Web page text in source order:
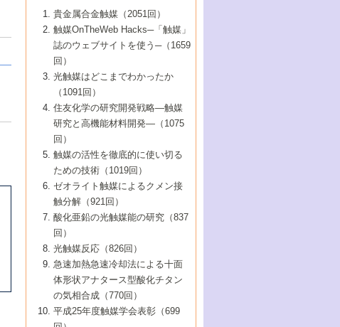
8号 高機能化ポリオレフィンに向けた重合
触媒の最近の進展
7号 持続可能社会実現のための触媒および
触媒関連技術
5号 若手会員による触媒研究の未来展望1：
企業編
6号 第102回触媒討論会
7号 触媒・化学反応における計算化学の進
8号 若手研究者による触媒研究の未来展望
2：大学・研究所編
5号 こんな物質，あんな物質―新たな触媒
の可能性―
7号 『結晶の化学』を活かした触媒研究
8号 イオン液体の応用
5号 水素製造・貯蔵のための触媒技術の新
しい展開
6号 第98回触媒討論会
7号 基礎化学品製造の触媒技術
8号 多機能型リアクター
4号 水分解用光触媒材料
5号 時間分解分光の進歩と応用
6号 第96回触媒討論会
8号 超臨界流体を用いた化学プロセスの新
2号 第93回触媒討論会
3号 特殊エネルギー場の触媒反応
4号 生体内における金属の触媒作用
5号 ファインケミカルズの展開に寄与する
6号 第94回触媒討論会
7号 サブナノレベルでみた新しい表面現象
8号 オレフィン重合触媒の新たな展
1号 なぜこの触媒が良いのか？
2号 第91回触媒討論会
3号 最近の自動車排ガス処理技術
4号 触媒研究の現状と将来─第90回触媒討論
5号 基礎化学品製造の触媒技術
6号 第92回触媒討論会
7号 基礎化学品製造の触媒技術
8号 資源の循環と触媒技術
▼44巻（2002年）
1号 高次制御された触媒の化学
2号 第89回触媒討論会
3号 触媒を利用した電気化学の新展開
4号 ナノ材料の調製と機能化
5号 こんな触媒が欲しい
6号 第90回触媒討論会
7号 触媒研究と学術雑誌/情報
8号 若い世代からみた触媒化学の現状と未
▼43巻（2001年）
1号 グリーンケミストリーと触媒
2号 第87回触媒討論会特集号
3号 生体触媒とバイオプロセス
4号 水素製造・利用の触媒化学
5号 触媒研究における新しい切り口：コン
ビナトリアルケミストリー
6号 第88回触媒討論会特集号
7号 企業における触媒研究のブレークスル
8号 この材料を触媒として使ってみません
▼42巻（2000年）
1号 触媒反応工学の明日を拓く
2号 第85回触媒討論会
3号 反応ダイナミクス
5号 触媒のおもしろさをどのように伝える
6号 第86回触媒討論会
7号 水素化精製触媒の新しい展開
8号 新しい反応性と機能性を目指した金属
クラスタ-化学
▼41巻（1999年）
1号 孔、穴、あな?-特異な空間とその利用-
2号 第83回触媒討論会
3号 均一系触媒反応最前線
4号 実用炭素材料の新展開
5号 研究の方法論を考える
7号 機能性金属材料と触媒
8号 触媒研究へのNMRの応用と展望
▼40巻（1998年）
進展と21世紀への提言/創立40周年記念・触
媒学会この10年の歩みとこれから/創立40周
2号 第81回触媒討論会
3号 計算機触媒化学へのさそい
4号 触媒劣化の制御と予測
5号 最新の実用プロセスと触媒
6号 第82回触媒討論会
7号 ナノ構造体の化学
8号 あの反応は今
1号 均一系と不均一系触媒反応-その特徴と
接点
2号 第79回触媒討論会
3号 最新NO除去触媒の実用化研究
4号 新しい反応場を目指した触媒調製
5号 反応・分離技術の新しい展開
6号 第80回触媒討論会
8号 AFMでみる世界
▼38巻（1996年）
1号 触媒の構造と触媒作用/C1化学を中心と
する21世紀への触媒
3号 オリンピックメダル:金・銀・銅はどん
な触媒作用を示すか
4号 触媒作用における機能の複合化
5号 未来を拓け！若手研究者
6号 第78回触媒討論会
7号 ダイナミックな領域への触媒研究の展
開/C1化学を中心とする21世紀への触媒
▼37巻（1995年）
1号 ファインケミカルズと固体触媒
2号 第75回触媒討論会
3号 希土類を利用した触媒
4号 触媒とリサイクル
5号 エネルギー変換触媒
6号 第76回触媒討論会
7号 表面吸着相の新しい展開
8号 マイクロポーラス・クリスタル触媒の
▼36巻（1994年）
1号 電気化学と触媒
2号 第73回触媒討論会
3号 C4化学の展開
4号 《通常号》
5号 《通常号》
6号 第74回触媒討論会
▼35巻（1993年）
1号 工業触媒開発マニュアル―探索から工
業化まで
2号 第71回触媒討論会
3号 研究開発のうらおもて―着想と展開
4号 触媒劣化と寿命の予測
5号 環境に優しい触媒
▼34巻（1992年）
1号 インパクトを与えたこの研究
2号 第69回触媒討論会
3号 ケミカルズ合成触媒―新しい展開と応
▼33巻（1991年）
1号 触媒プロセス開発マニュアル―探索か
ら工業化まで，知っておきたいこと PartII
2号 第67回触媒討論会
▼32巻（1990年）
1号 21世紀に向けて触媒研究の飛躍をめざ
す―触媒化学の裾野を広げよう
2号 第65回触媒討論会
▼31巻（1989年）
1号 情報科学と反応設計・材料設計
▼30巻（1988年）
貴金属合金触媒（2051回）
触媒OnTheWeb Hacks─「触媒」
誌のウェブサイトを使う─（1659
回）
光触媒はどこまでわかったか
（1091回）
住友化学の研究開発戦略―触媒
研究と高機能材料開発―（1075
回）
触媒の活性を徹底的に使い切る
ための技術（1019回）
ゼオライト触媒によるクメン接
触分解（921回）
酸化亜鉛の光触媒能の研究（837
回）
光触媒反応（826回）
急速加熱急速冷却法による十面
体形状アナタース型酸化チタン
の気相合成（770回）
平成25年度触媒学会表彰（699